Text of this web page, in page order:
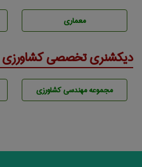
معماری
دیکشنری تخصصی کشاورزی
مجموعه مهندسی كشاورزی